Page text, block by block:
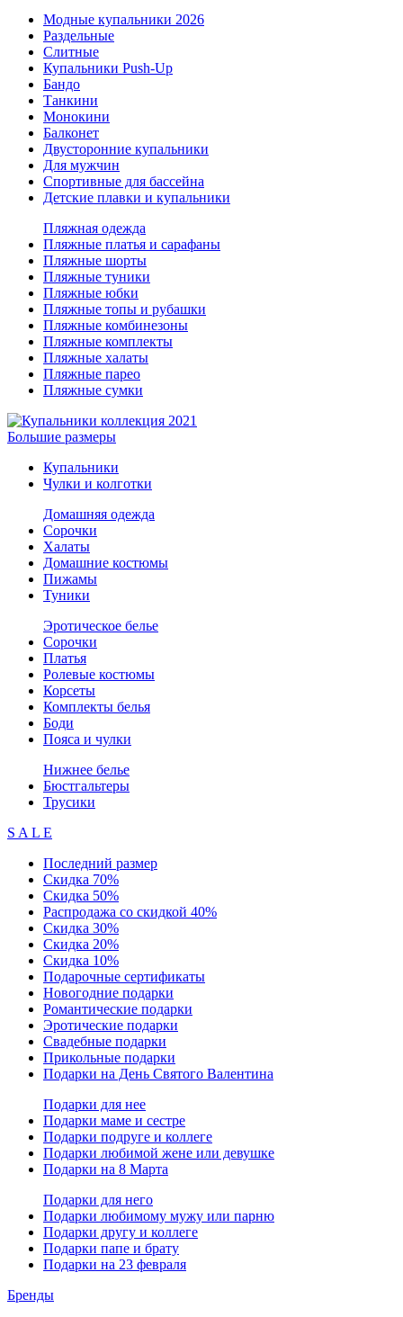
Модные купальники 2026
Раздельные
Слитные
Купальники Push-Up
Бандо
Танкини
Монокини
Балконет
Двусторонние купальники
Для мужчин
Спортивные для бассейна
Детские плавки и купальники
Пляжная одежда
Пляжные платья и сарафаны
Пляжные шорты
Пляжные туники
Пляжные юбки
Пляжные топы и рубашки
Пляжные комбинезоны
Пляжные комплекты
Пляжные халаты
Пляжные парео
Пляжные сумки
Большие размеры
Купальники
Чулки и колготки
Домашняя одежда
Сорочки
Халаты
Домашние костюмы
Пижамы
Туники
Эротическое белье
Сорочки
Платья
Ролевые костюмы
Корсеты
Комплекты белья
Боди
Пояса и чулки
Нижнее белье
Бюстгальтеры
Трусики
S A L E
Последний размер
Скидка 70%
Скидка 50%
Распродажа со скидкой 40%
Скидка 30%
Скидка 20%
Скидка 10%
Подарочные сертификаты
Новогодние подарки
Романтические подарки
Эротические подарки
Свадебные подарки
Прикольные подарки
Подарки на День Святого Валентина
Подарки для нее
Подарки маме и сестре
Подарки подруге и коллеге
Подарки любимой жене или девушке
Подарки на 8 Марта
Подарки для него
Подарки любимому мужу или парню
Подарки другу и коллеге
Подарки папе и брату
Подарки на 23 февраля
Бренды